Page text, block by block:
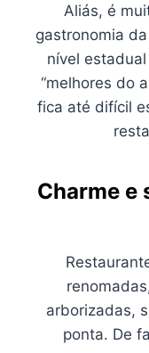
Aliás, é
gastronomia
nível
“melhores do
fica até difícil
Charme e
arborizadas,
ponta. De